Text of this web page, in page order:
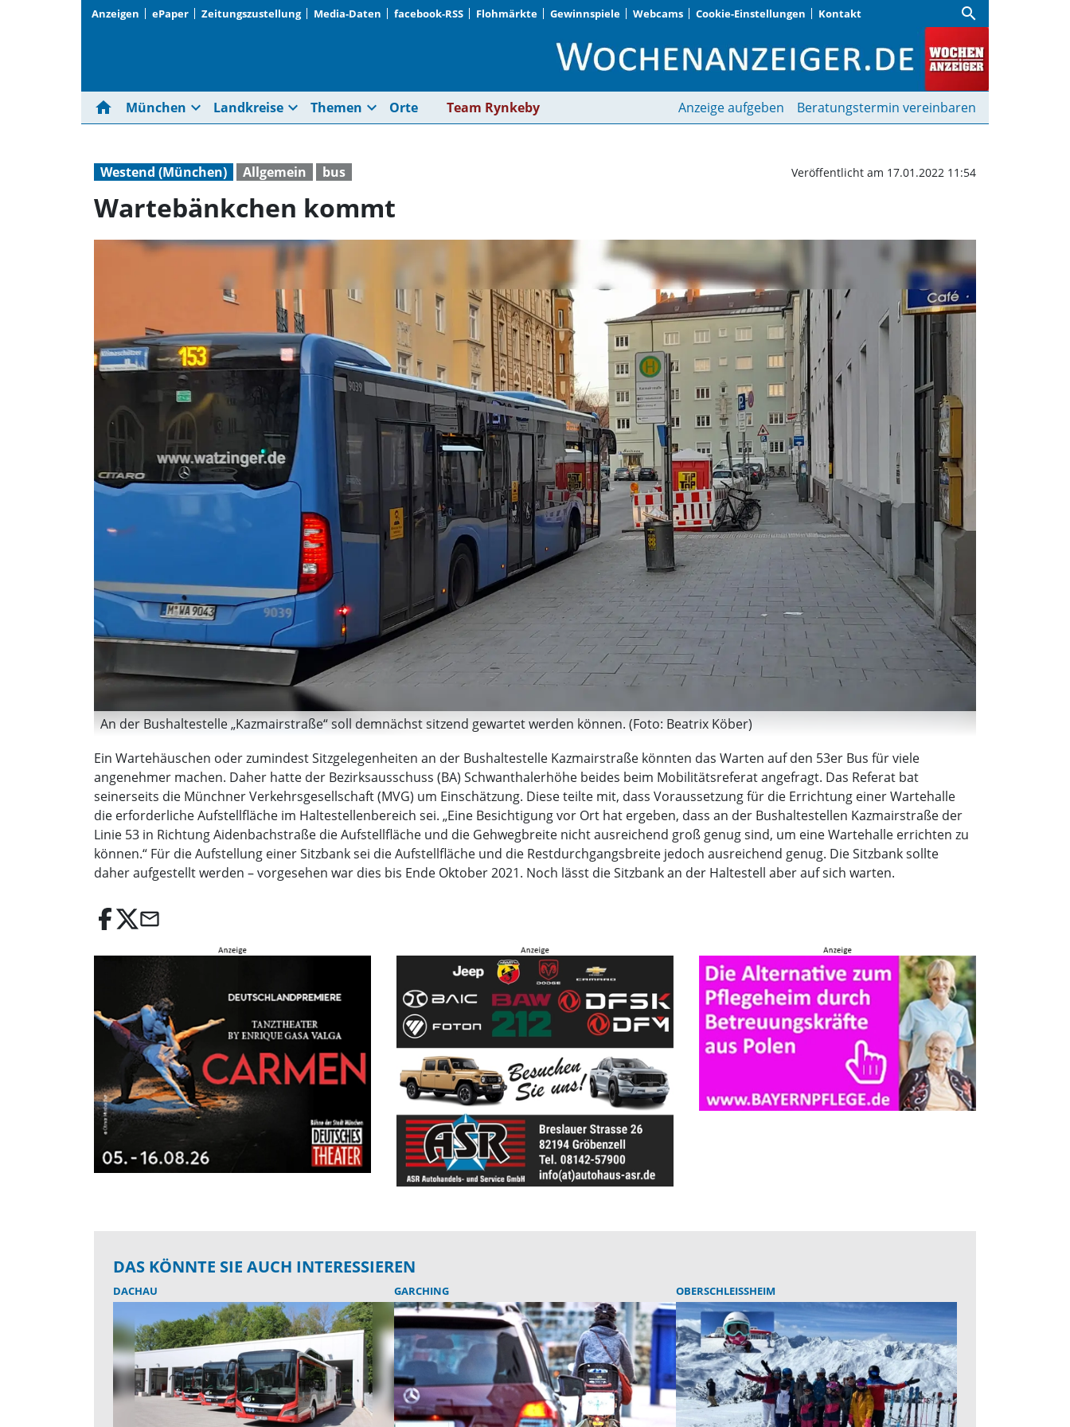
Anzeigen ePaper Zeitungszustellung Media-Daten facebook-RSS Flohmärkte Gewinnspiele Webcams Cookie-Einstellungen Kontakt search
Wartebänkchen kommt | Wochenanzeiger
home München expand_more Landkreise expand_more Themen expand_more Orte Team Rynkeby Anzeige aufgeben Beratungstermin vereinbaren
Westend (München) Allgemein bus Veröffentlicht am 17.01.2022 11:54
Wartebänkchen kommt
An der Bushaltestelle „Kazmairstraße“ soll demnächst sitzend gewartet werden können. (Foto: Beatrix Köber)
Ein Wartehäuschen oder zumindest Sitzgelegenheiten an der Bushaltestelle Kazmairstraße könnten das Warten auf den 53er Bus für viele
angenehmer machen. Daher hatte der Bezirksausschuss (BA) Schwanthalerhöhe beides beim Mobilitätsreferat angefragt. Das Referat bat
seinerseits die Münchner Verkehrsgesellschaft (MVG) um Einschätzung. Diese teilte mit, dass Voraussetzung für die Errichtung einer Wartehalle
die erforderliche Aufstellfläche im Haltestellenbereich sei. „Eine Besichtigung vor Ort hat ergeben, dass an der Bushaltestellen Kazmairstraße der
Linie 53 in Richtung Aidenbachstraße die Aufstellfläche und die Gehwegbreite nicht ausreichend groß genug sind, um eine Wartehalle errichten zu
können.“ Für die Aufstellung einer Sitzbank sei die Aufstellfläche und die Restdurchgangsbreite jedoch ausreichend genug. Die Sitzbank sollte
daher aufgestellt werden – vorgesehen war dies bis Ende Oktober 2021. Noch lässt die Sitzbank an der Haltestell aber auf sich warten.
email
DAS KÖNNTE SIE AUCH INTERESSIEREN
DACHAU GARCHING OBERSCHLEISSHEIM